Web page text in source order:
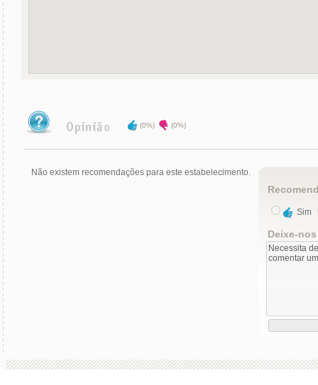
(0%) (0%)
Não existem recomendações para este estabelecimento.
Sim
Deixe-